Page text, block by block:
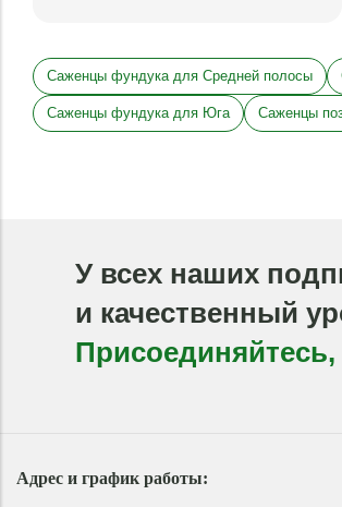
Саженцы фундука для Средней полосы
Саженцы фундука для Юга Саженцы
У всех наших
и качественный
Адрес и график работы: